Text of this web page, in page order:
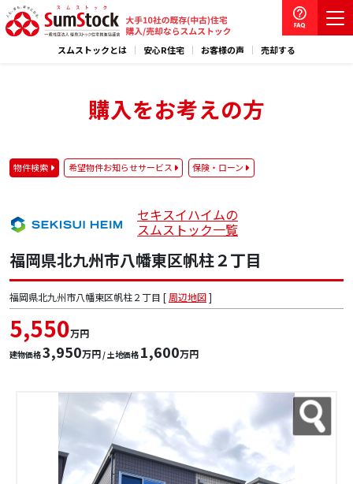
スムストックとは 安心R住宅 お客様の声 売却する
購入をお考えの方
物件検索 希望物件お知らせサービス 保険・ローン
セキスイハイムの
スムストック一覧
福岡県北九州市八幡東区帆柱２丁目
福岡県北九州市八幡東区帆柱２丁目 [ 周辺地図]
5,550万円
建物価格3,950万円 / 土地価格 1,600万円